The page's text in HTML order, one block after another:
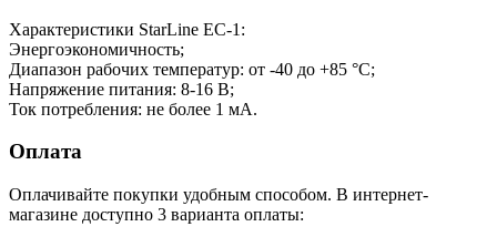
Характеристики StarLine EC-1:
Энергоэкономичность;
Диапазон рабочих температур: от -40 до +85 °С;
Напряжение питания: 8-16 В;
Ток потребления: не более 1 мА.
Оплата
Оплачивайте покупки удобным способом. В интернет-
магазине доступно 3 варианта оплаты: